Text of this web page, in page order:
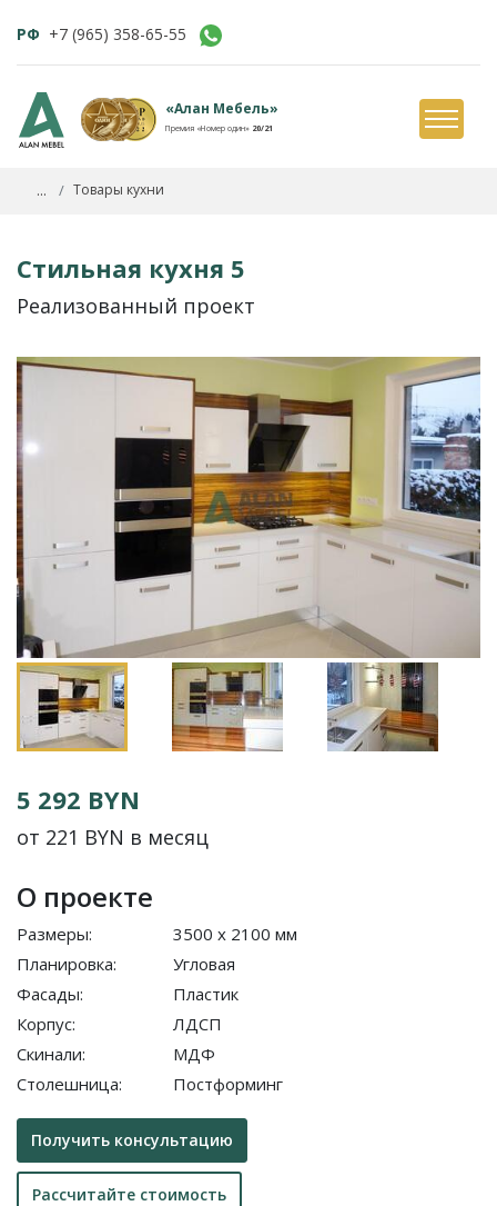
РФ +7 (965) 358-65-55
«Алан Мебель»
Премия «Номер один» 20/21
... Товары кухни
Стильная кухня 5
Реализованный проект
5 292 BYN
от 221 BYN в месяц
О проекте
Размеры:
Планировка:
Фасады:
Корпус:
Скинали:
Столешница:
3500 x 2100 мм
Угловая
Пластик
ЛДСП
МДФ
Постформинг
Получить консультацию
Рассчитайте стоимость